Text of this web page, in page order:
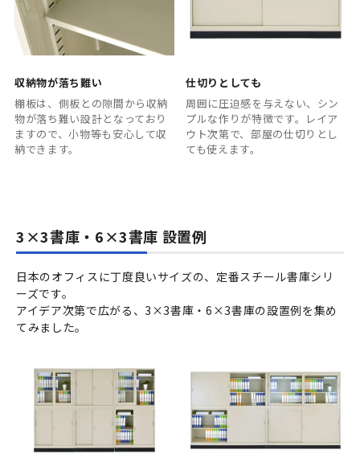
収納物が落ち難い
棚板は、側板との隙間から収納
物が落ち難い設計となっており
ますので、小物等も安心して収
納できます。
仕切りとしても
周囲に圧迫感を与えない、シン
プルな作りが特徴です。レイア
ウト次第で、部屋の仕切りとし
ても使えます。
3×3書庫・6×3書庫 設置例
日本のオフィスに丁度良いサイズの、定番スチール書庫シリ
ーズです。
アイデア次第で広がる、3×3書庫・6×3書庫の設置例を集め
てみました。